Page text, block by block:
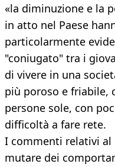
«la diminuzione e la
in atto nel Paese
particolarmente
"coniugato" tra i
di vivere in una
più poroso e
persone sole, con
difficoltà a fare rete.
I commenti relativi al
mutare dei